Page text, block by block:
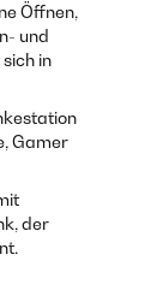
Öffnen,
und
in
Gamer
der